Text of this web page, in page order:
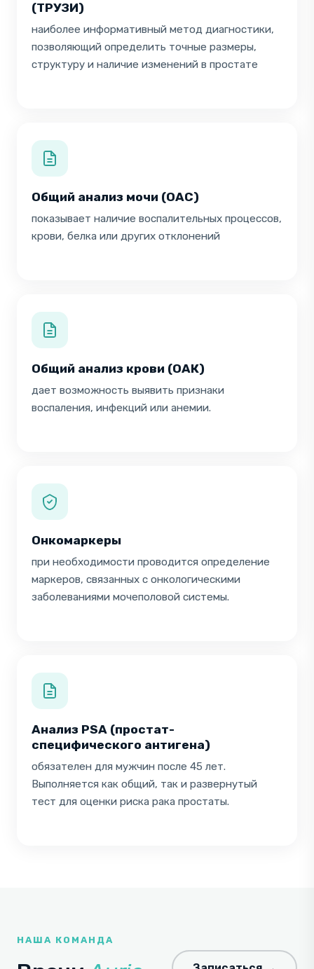
(ТРУЗИ)
наиболее информативный метод диагностики,
позволяющий определить точные размеры,
структуру и наличие изменений в простате
Общий анализ мочи (ОАС)
показывает наличие воспалительных процессов,
крови, белка или других отклонений
Общий анализ крови (ОАК)
дает возможность выявить признаки
воспаления, инфекций или анемии.
Онкомаркеры
при необходимости проводится определение
маркеров, связанных с онкологическими
заболеваниями мочеполовой системы.
Анализ PSA (простат-
специфического антигена)
обязателен для мужчин после 45 лет.
Выполняется как общий, так и развернутый
тест для оценки риска рака простаты.
НАША КОМАНДА